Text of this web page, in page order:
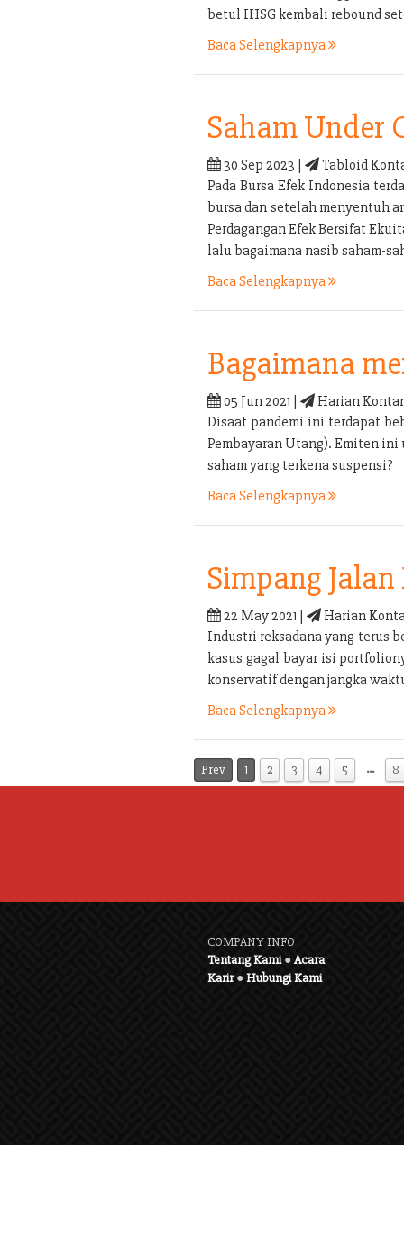
betul IHSG kembali rebound
Baca Selengkapnya
Saham Under
30 Sep 2023 |
Tabloid
Pada Bursa Efek Indonesia
bursa dan setelah menyentuh
Perdagangan Efek Bersifat
lalu bagaimana nasib saham-
Baca Selengkapnya
Bagaimana
05 Jun 2021 |
Harian
Disaat pandemi ini terdapat
Pembayaran Utang). Emiten ini
saham yang terkena suspensi?
Baca Selengkapnya
Simpang
22 May 2021 |
Harian
Industri reksadana yang terus
kasus gagal bayar isi
konservatif dengan jangka
Baca Selengkapnya
Prev 1 2 3 4 5 … 8
COMPANY INFO
Tentang Kami●Acara
Karir●Hubungi Kami